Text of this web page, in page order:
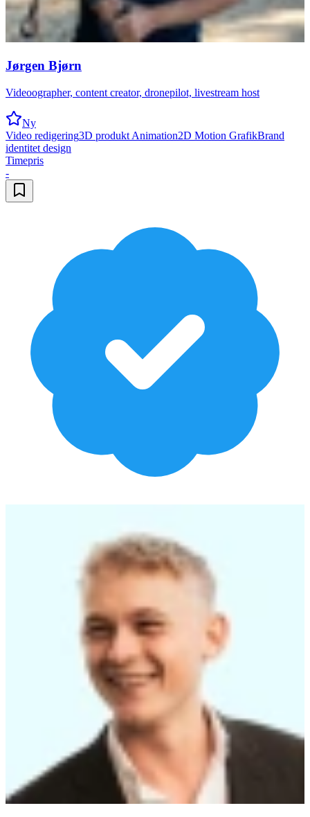
Jørgen Bjørn
Videoographer, content creator, dronepilot, livestream host
Ny
Video redigering3D produkt Animation2D Motion GrafikBrand
identitet design
Timepris
-